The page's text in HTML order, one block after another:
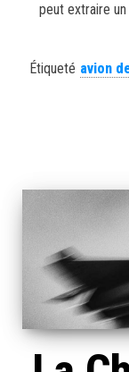
peut extraire
Étiqueté avion